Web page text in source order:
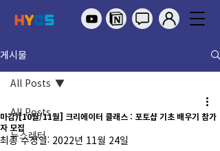
게시물
All Posts
뉴스레터
All Posts
마감)[10월/11월] 크리에이터 클래스 : 포토샵 기초 배우기 참가
자 모집
최종 수정일: 2022년 11월 24일